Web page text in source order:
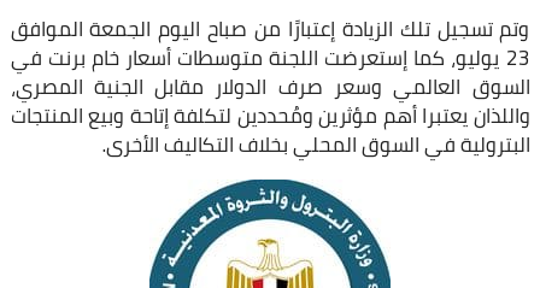
وتم تسجيل تلك الزيادة إعتبارًا من صباح اليوم الجمعة الموافق
23 يوليو، كما إستعرضت اللجنة متوسطات أسعار خام برنت في
السوق العالمي وسعر صرف الدولار مقابل الجنية المصري،
واللذان يعتبرا أهم مؤثرين ومُحددين لتكلفة إتاحة وبيع المنتجات
البترولية في السوق المحلي بخلاف التكاليف الأخرى.